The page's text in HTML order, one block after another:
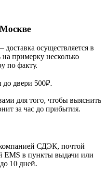
осуществляется в
на примерку несколько
по факту.
до двери 500₽.
для того, чтобы выяснить
за час до прибытия.
СДЭК, почтой
EMS в пункты выдачи или
10 дней.